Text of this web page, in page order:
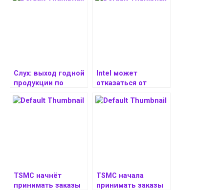
Слух: выход годной
продукции по
18A не превышает
Intel может
отказаться от
партнёрских
TSMC начнёт
принимать заказы
TSMC начала
принимать заказы